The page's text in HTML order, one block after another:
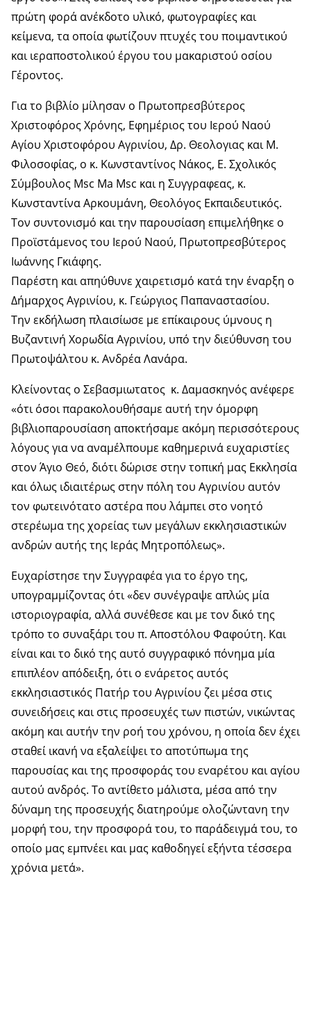
πρώτη φορά ανέκδοτο υλικό, φωτογραφίες και
κείμενα, τα οποία φωτίζουν πτυχές του ποιμαντικού
και ιεραποστολικού έργου του μακαριστού οσίου
Γέροντος.
Για το βιβλίο μίλησαν ο Πρωτοπρεσβύτερος
Χριστοφόρος Χρόνης, Εφημέριος του Ιερού Ναού
Αγίου Χριστοφόρου Αγρινίου, Δρ. Θεολογιας και Μ.
Φιλοσοφίας, ο κ. Κωνσταντίνος Νάκος, Ε. Σχολικός
Σύμβουλος Msc Ma Msc και η Συγγραφεας, κ.
Κωνσταντίνα Αρκουμάνη, Θεολόγος Εκπαιδευτικός.
Τον συντονισμό και την παρουσίαση επιμελήθηκε ο
Προϊστάμενος του Ιερού Ναού, Πρωτοπρεσβύτερος
Ιωάννης Γκιάφης.
Παρέστη και απηύθυνε χαιρετισμό κατά την έναρξη ο
Δήμαρχος Αγρινίου, κ. Γεώργιος Παπαναστασίου.
Την εκδήλωση πλαισίωσε με επίκαιρους ύμνους η
Βυζαντινή Χορωδία Αγρινίου, υπό την διεύθυνση του
Πρωτοψάλτου κ. Ανδρέα Λανάρα.
Κλείνοντας ο Σεβασμιωτατος κ. Δαμασκηνός ανέφερε
«ότι όσοι παρακολουθήσαμε αυτή την όμορφη
βιβλιοπαρουσίαση αποκτήσαμε ακόμη περισσότερους
λόγους για να αναμέλπουμε καθημερινά ευχαριστίες
στον Άγιο Θεό, διότι δώρισε στην τοπική μας Εκκλησία
και όλως ιδιαιτέρως στην πόλη του Αγρινίου αυτόν
τον φωτεινότατο αστέρα που λάμπει στο νοητό
στερέωμα της χορείας των μεγάλων εκκλησιαστικών
ανδρών αυτής της Ιεράς Μητροπόλεως».
Ευχαρίστησε την Συγγραφέα για το έργο της,
υπογραμμίζοντας ότι «δεν συνέγραψε απλώς μία
ιστοριογραφία, αλλά συνέθεσε και με τον δικό της
τρόπο το συναξάρι του π. Αποστόλου Φαφούτη. Και
είναι και το δικό της αυτό συγγραφικό πόνημα μία
επιπλέον απόδειξη, ότι ο ενάρετος αυτός
εκκλησιαστικός Πατήρ του Αγρινίου ζει μέσα στις
συνειδήσεις και στις προσευχές των πιστών, νικώντας
ακόμη και αυτήν την ροή του χρόνου, η οποία δεν έχει
σταθεί ικανή να εξαλείψει το αποτύπωμα της
παρουσίας και της προσφοράς του εναρέτου και αγίου
αυτού ανδρός. Το αντίθετο μάλιστα, μέσα από την
δύναμη της προσευχής διατηρούμε ολοζώντανη την
μορφή του, την προσφορά του, το παράδειγμά του, το
οποίο μας εμπνέει και μας καθοδηγεί εξήντα τέσσερα
χρόνια μετά».